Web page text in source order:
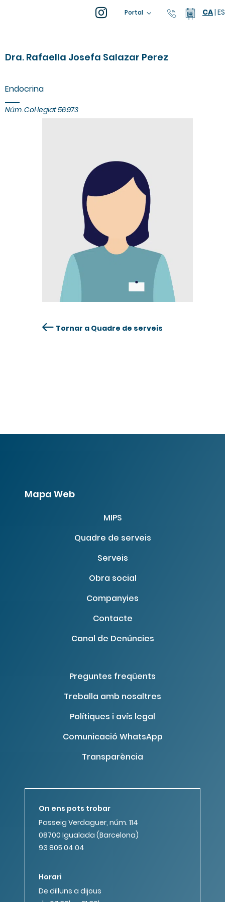
Portal 93 805 04
CA| ES
Dra. Rafaella Josefa Salazar Perez
Endocrina
Núm. Col·legiat 56.973
Tornar a Quadre de serveis
Mapa Web
MIPS
Quadre de serveis
Serveis
Obra social
Companyies
Contacte
Canal de Denúncies
Preguntes freqüents
Treballa amb nosaltres
Polítiques i avís legal
Comunicació WhatsApp
Transparència
On ens pots trobar
Passeig Verdaguer, núm. 114
08700 Igualada (Barcelona)
93 805 04 04
Horari
De dilluns a dijous